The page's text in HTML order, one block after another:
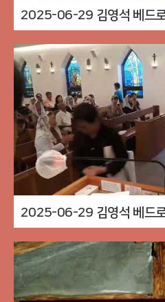
2025-06-29 김영석 베드
2025-06-29 김영석 베드